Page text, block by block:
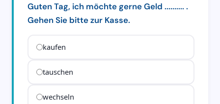
Guten Tag, ich möchte gerne Geld .......... .
Gehen Sie bitte zur Kasse.
kaufen
tauschen
wechseln